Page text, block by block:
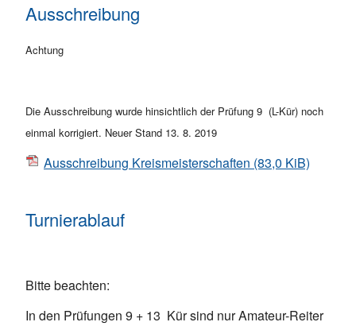
Ausschreibung
Achtung
Die Ausschreibung wurde hinsichtlich der Prüfung 9 (L-Kür) noch
einmal korrigiert. Neuer Stand 13. 8. 2019
Ausschreibung Kreismeisterschaften (83,0 KiB)
Turnierablauf
Bitte beachten:
In den Prüfungen 9 + 13 Kür sind nur Amateur-Reiter